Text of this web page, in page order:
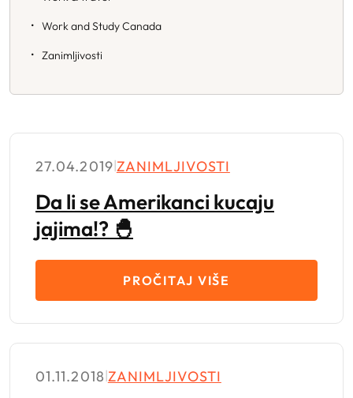
Work and Study Canada
Zanimljivosti
27.04.2019|ZANIMLJIVOSTI
Da li se Amerikanci kucaju
jajima!? 🐣
PROČITAJ VIŠE
01.11.2018 |ZANIMLJIVOSTI